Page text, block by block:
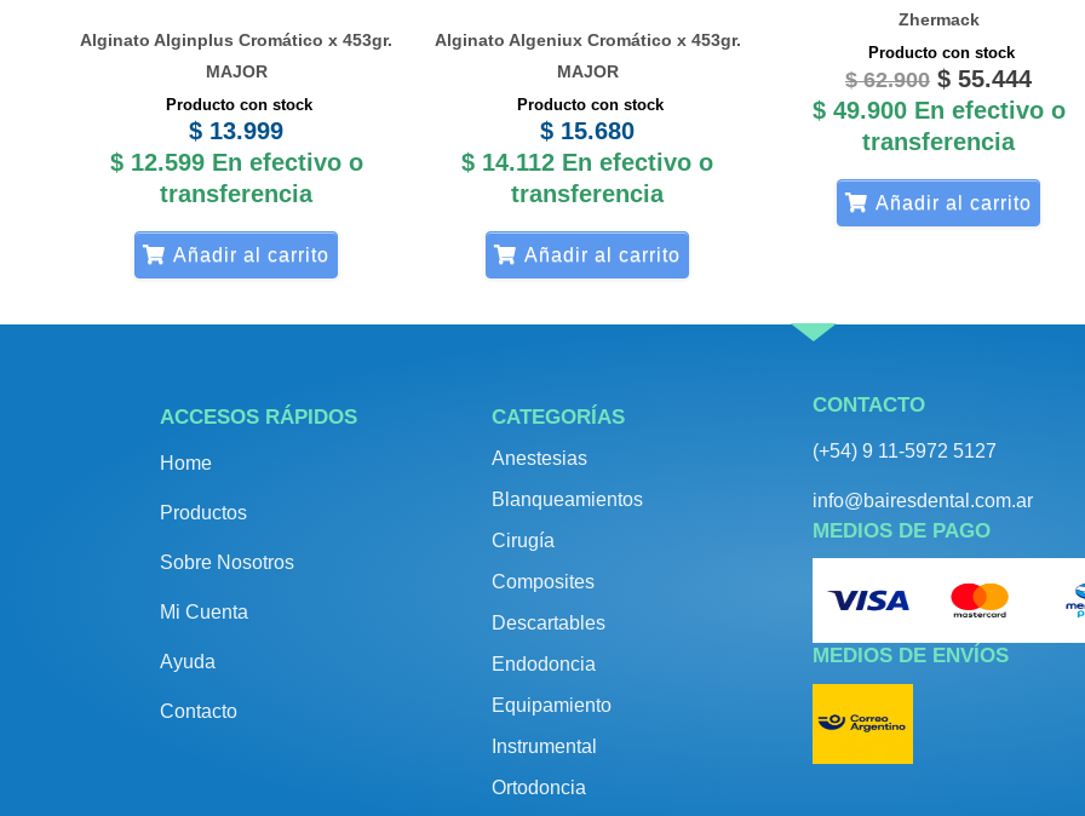
Alginato Alginplus Cromático x 453gr.
MAJOR
Producto con stock
$ 13.999
$12.599 En efectivo o
transferencia
Añadir al carrito
Alginato Algeniux Cromático x 453gr.
MAJOR
Producto con stock
$ 15.680
$ 14.112 En efectivo o
transferencia
Añadir al carrito
Zhermack
Producto con stock
$62.900 $ 55.444
$49.900 En efectivo o
transferencia
Añadir al carrito
ACCESOS RÁPIDOS
Home
Productos
Sobre Nosotros
Mi Cuenta
Ayuda
Contacto
CATEGORÍAS
Anestesias
Blanqueamientos
Cirugía
Composites
Descartables
Endodoncia
Equipamiento
Instrumental
Ortodoncia
CONTACTO
(+54) 9 11-5972 5127
info@bairesdental.com.ar
MEDIOS DE PAGO
MEDIOS DE ENVÍOS